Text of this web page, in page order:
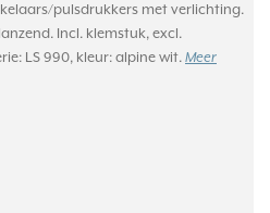
pulsdrukkers met verlichting.
Incl. klemstuk, excl.
LS 990, kleur: alpine wit. Meer